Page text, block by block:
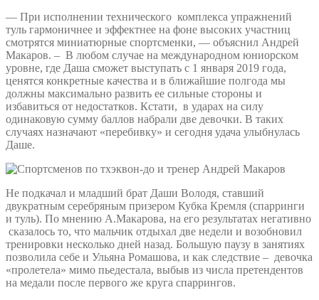
— При исполнении технического комплекса упражнений
туль гармоничнее и эффектнее на фоне высоких участниц
смотрятся миниатюрные спортсменки, — объяснил Андрей
Макаров. – В любом случае на международном юниорском
уровне, где Даша сможет выступать с 1 января 2019 года,
ценятся конкретные качества и в ближайшие полгода мы
должны максимально развить ее сильные стороны и
избавиться от недостатков. Кстати, в ударах на силу
одинаковую сумму баллов набрали две девочки. В таких
случаях назначают «перебивку» и сегодня удача улыбнулась
Даше.
Не подкачал и младший брат Даши Володя, ставший
двукратным серебряным призером Кубка Кремля (спарринги
и туль). По мнению А.Макарова, на его результатах негативно
сказалось то, что мальчик отдыхал две недели и возобновил
тренировки несколько дней назад. Большую паузу в занятиях
позволила себе и Ульяна Ромашова, и как следствие – девочка
«пролетела» мимо пьедестала, выбыв из числа претендентов
на медали после первого же круга спаррингов.